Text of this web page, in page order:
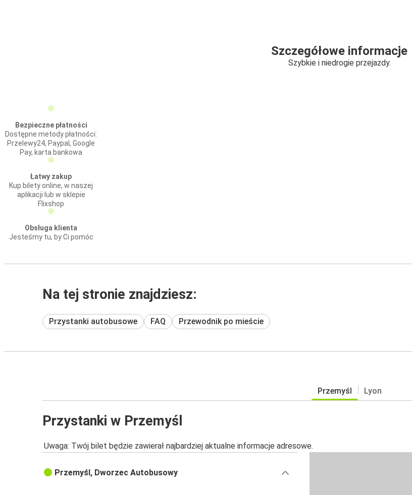
Szczegółowe informacje
Szybkie i niedrogie przejazdy.
Bezpieczne płatności
Dostępne metody płatności:
Przelewy24, Paypal, Google
Pay, karta bankowa
Łatwy zakup
Kup bilety online, w naszej
aplikacji lub w sklepie
Flixshop
Obsługa klienta
Jesteśmy tu, by Ci pomóc
Na tej stronie znajdziesz:
Przystanki autobusowe FAQ Przewodnik po mieście
Przemyśl Lyon
Przystanki w Przemyśl
Uwaga: Twój bilet będzie zawierał najbardziej aktualne informacje adresowe.
Przemyśl, Dworzec Autobusowy